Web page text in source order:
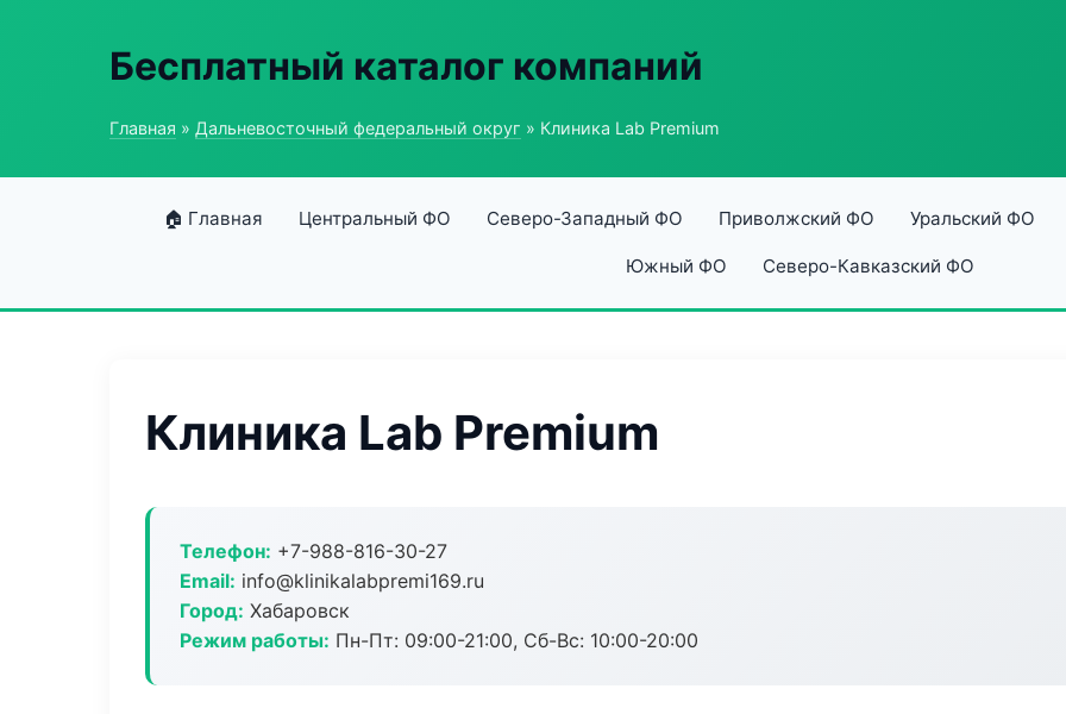
Бесплатный каталог компаний
Главная » Дальневосточный федеральный округ » Клиника Lab Premium
🏠 Главная Центральный ФО Северо-Западный ФО Приволжский ФО Уральский ФО
Южный ФО Северо-Кавказский ФО
Клиника Lab Premium
Телефон: +7-988-816-30-27
Email: info@klinikalabpremi169.ru
Город: Хабаровск
Режим работы: Пн-Пт: 09:00-21:00, Сб-Вс: 10:00-20:00